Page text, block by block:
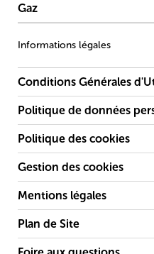
Gaz
Informations légales
Conditions Générales
Politique de données
Politique des cookies
Gestion des cookies
Mentions légales
Plan de Site